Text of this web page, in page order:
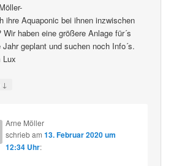
ihre Aquaponic bei ihnen inzwischen
haben eine größere Anlage für´s
geplant und suchen noch Info´s.
Lux
↓
Arne Möller
schriebam13. Februar 2020 um
12:34 Uhr: